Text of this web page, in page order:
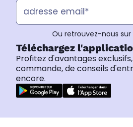
Ou retrouvez-nous sur
Téléchargez
Profitez d'avantages
commande, de conseils
encore.